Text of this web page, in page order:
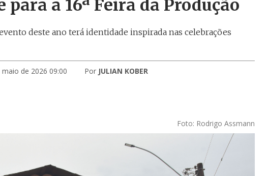
para a 16ª Feira da Produção
deste ano terá identidade inspirada nas celebrações
de 2026 09:00 Por JULIAN KOBER
Foto: Rodrigo Assmann